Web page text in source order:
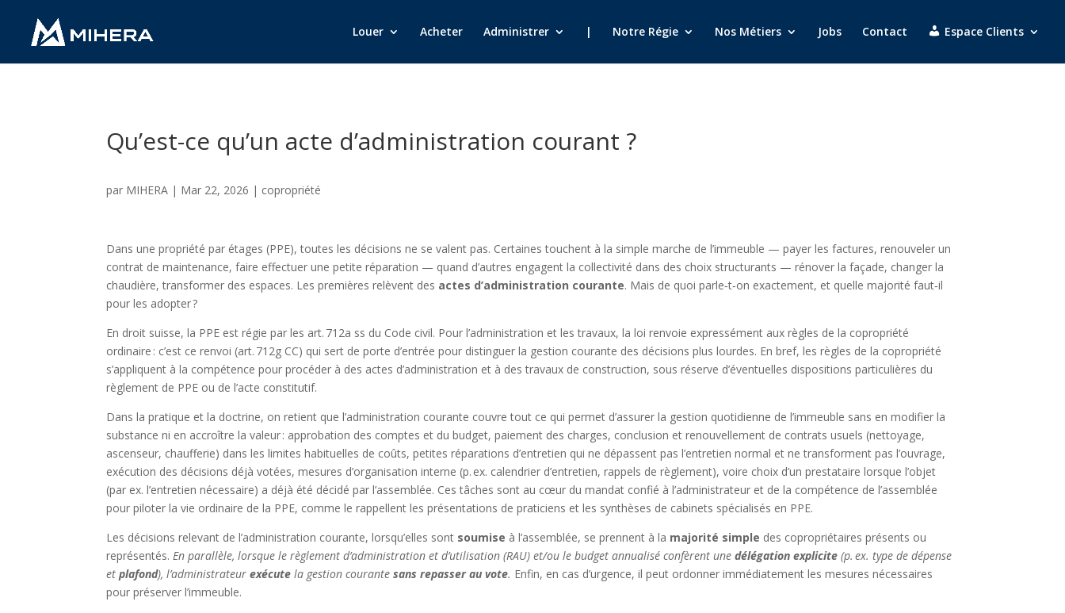
Louer Acheter Administrer | Notre Régie Nos Métiers Jobs Contact Espace Clients
Qu’est-ce qu’un acte d’administration courant ?
par MIHERA | Mar 22, 2026 | copropriété
Dans une propriété par étages (PPE), toutes les décisions ne se valent pas. Certaines touchent à la simple marche de l’immeuble — payer les factures, renouveler un
contrat de maintenance, faire effectuer une petite réparation — quand d’autres engagent la collectivité dans des choix structurants — rénover la façade, changer la
chaudière, transformer des espaces. Les premières relèvent des actes d’administration courante. Mais de quoi parle‑t‑on exactement, et quelle majorité faut‑il
pour les adopter ?
En droit suisse, la PPE est régie par les art. 712a ss du Code civil. Pour l’administration et les travaux, la loi renvoie expressément aux règles de la copropriété
ordinaire : c’est ce renvoi (art. 712g CC) qui sert de porte d’entrée pour distinguer la gestion courante des décisions plus lourdes. En bref, les règles de la copropriété
s’appliquent à la compétence pour procéder à des actes d’administration et à des travaux de construction, sous réserve d’éventuelles dispositions particulières du
règlement de PPE ou de l’acte constitutif.
Dans la pratique et la doctrine, on retient que l’administration courante couvre tout ce qui permet d’assurer la gestion quotidienne de l’immeuble sans en modifier la
substance ni en accroître la valeur : approbation des comptes et du budget, paiement des charges, conclusion et renouvellement de contrats usuels (nettoyage,
ascenseur, chaufferie) dans les limites habituelles de coûts, petites réparations d’entretien qui ne dépassent pas l’entretien normal et ne transforment pas l’ouvrage,
exécution des décisions déjà votées, mesures d’organisation interne (p. ex. calendrier d’entretien, rappels de règlement), voire choix d’un prestataire lorsque l’objet
(par ex. l’entretien nécessaire) a déjà été décidé par l’assemblée. Ces tâches sont au cœur du mandat confié à l’administrateur et de la compétence de l’assemblée
pour piloter la vie ordinaire de la PPE, comme le rappellent les présentations de praticiens et les synthèses de cabinets spécialisés en PPE.
Les décisions relevant de l’administration courante, lorsqu’elles sont soumise à l’assemblée, se prennent à la majorité simple des copropriétaires présents ou
représentés.En parallèle, lorsque le règlement d’administration et d’utilisation (RAU) et/ou le budget annualisé confèrent unedélégation explicite (p. ex. type de dépense
etplafond), l’administrateurexécute la gestion courantesans repasser au vote. Enfin, en cas d’urgence, il peut ordonner immédiatement les mesures nécessaires
pour préserver l’immeuble.